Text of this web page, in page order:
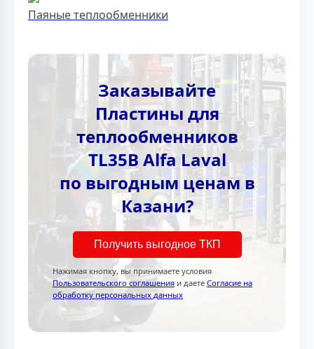
Паяные теплообменники
Заказывайте
Пластины для
теплообменников
TL35B Alfa Laval
по выгодным ценам в
Казани?
Получить выгодное ТКП
Нажимая кнопку, вы принимаете условия
Пользовательского соглашения и даете Согласие на
обработку персональных данных